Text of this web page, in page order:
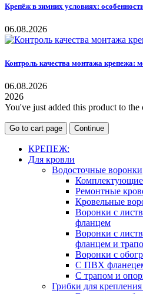
Крепёж в зимних условиях:
06.08.2026
Контроль качества монтажа крепежа:
06.08.2026
2026
You've just added this product to the
Go to cart page Continue
КРЕПЕЖ:
Для кровли
Водосточные воронки
Комплектующие
Ремонтные
Кровельные
Воронки с
фланцем
Воронки с
фланцем и
Воронки с
С ПВХ
С трапом и
Грибки для